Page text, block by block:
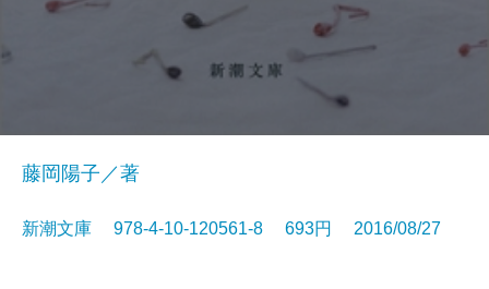
藤岡陽子／著
新潮文庫 978-4-10-120561-8 693円 2016/08/27